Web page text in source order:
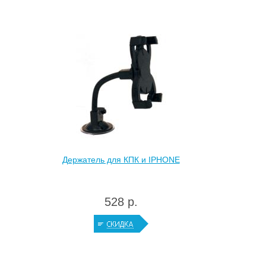
Держатель для КПК и IPHONE
528 р.